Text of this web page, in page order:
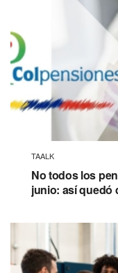
TAALK
No todos los
junio: así quedó